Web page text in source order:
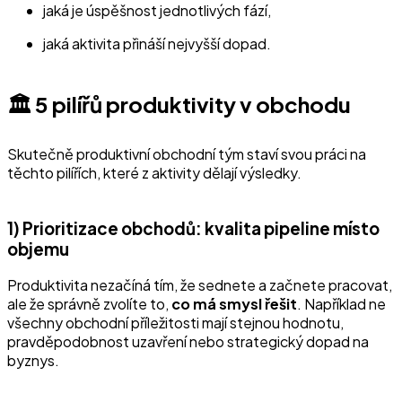
jaká je úspěšnost jednotlivých fází,
jaká aktivita přináší nejvyšší dopad.
🏛️ 5 pilířů produktivity v obchodu
Skutečně produktivní obchodní tým staví svou práci na
těchto pilířích, které z aktivity dělají výsledky.
1) Prioritizace obchodů: kvalita pipeline místo
objemu
Produktivita nezačíná tím, že sednete a začnete pracovat,
ale že správně zvolíte to, co má smysl řešit. Například ne
všechny obchodní příležitosti mají stejnou hodnotu,
pravděpodobnost uzavření nebo strategický dopad na
byznys.